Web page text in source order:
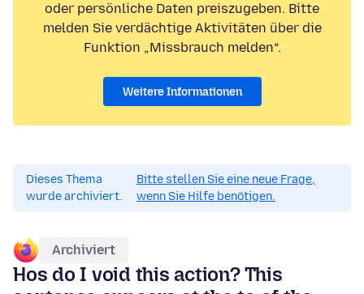
oder persönliche Daten preiszugeben. Bitte
melden Sie verdächtige Aktivitäten über die
Funktion „Missbrauch melden“.
Weitere Informationen
Dieses Thema
wurde archiviert.
Bitte stellen Sie eine neue Frage,
wenn Sie Hilfe benötigen.
Archiviert
Hos do I void this action? This